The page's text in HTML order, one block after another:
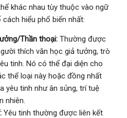
khác nhau tùy thuộc vào ngữ
hiểu phổ biến nhất:
Thần thoại: Thường được
thích văn học giả tưởng, trò
tinh. Nó có thể đại diện cho
thể loại này hoặc đồng nhất
yêu tinh như ân sủng, trí tuệ
nhiên.
Yêu tinh thường được liên kết